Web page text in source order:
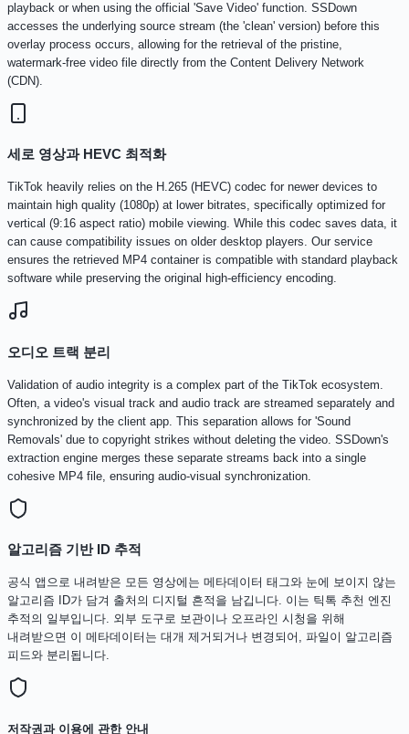
playback or when using the official 'Save Video' function. SSDown
accesses the underlying source stream (the 'clean' version) before this
overlay process occurs, allowing for the retrieval of the pristine,
watermark-free video file directly from the Content Delivery Network
(CDN).
세로 영상과 HEVC 최적화
TikTok heavily relies on the H.265 (HEVC) codec for newer devices to
maintain high quality (1080p) at lower bitrates, specifically optimized for
vertical (9:16 aspect ratio) mobile viewing. While this codec saves data, it
can cause compatibility issues on older desktop players. Our service
ensures the retrieved MP4 container is compatible with standard playback
software while preserving the original high-efficiency encoding.
오디오 트랙 분리
Validation of audio integrity is a complex part of the TikTok ecosystem.
Often, a video's visual track and audio track are streamed separately and
synchronized by the client app. This separation allows for 'Sound
Removals' due to copyright strikes without deleting the video. SSDown's
extraction engine merges these separate streams back into a single
cohesive MP4 file, ensuring audio-visual synchronization.
알고리즘 기반 ID 추적
공식 앱으로 내려받은 모든 영상에는 메타데이터 태그와 눈에 보이지 않는
알고리즘 ID가 담겨 출처의 디지털 흔적을 남깁니다. 이는 틱톡 추천 엔진
추적의 일부입니다. 외부 도구로 보관이나 오프라인 시청을 위해
내려받으면 이 메타데이터는 대개 제거되거나 변경되어, 파일이 알고리즘
피드와 분리됩니다.
저작권과 이용에 관한 안내